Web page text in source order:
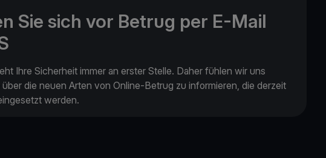
Sie sich vor Betrug per E-Mail
Ihre Sicherheit immer an erster Stelle. Daher fühlen wir uns
die neuen Arten von Online-Betrug zu informieren, die derzeit
werden.